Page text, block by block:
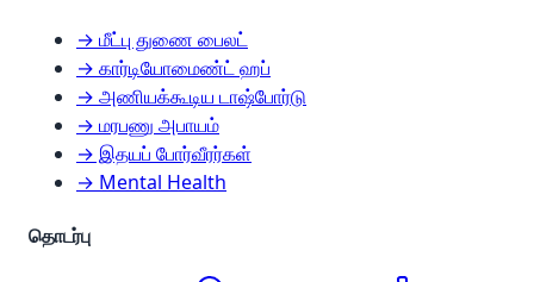
→ மீட்பு துணை பைலட்
→ கார்டியோமைண்ட் ஹப்
→ அணியக்கூடிய டாஷ்போர்டு
→ மரபணு அபாயம்
→ இதயப் போர்வீரர்கள்
→ Mental Health
தொடர்பு